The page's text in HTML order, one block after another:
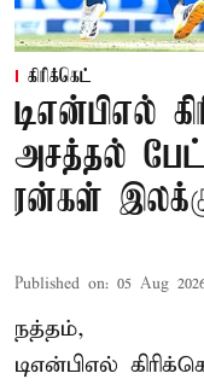
கிரிக்கெட்
டிஎன்பிஎல்
அசத்தல்
ரன்கள்
Published on: 05 Aug
நத்தம்,
டிஎன்பிஎல்